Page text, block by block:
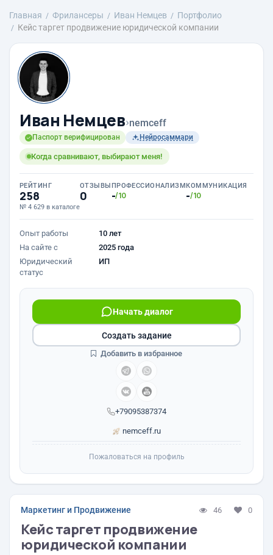
Главная Фрилансеры Иван Немцев
Портфолио
Кейс таргет продвижение юридической компании
Иван Немцев›nemceff
Паспорт верифицирован Нейросаммари
Когда сравнивают, выбирают меня!
РЕЙТИНГ
258
№ 4 629 в каталоге
ОТЗЫВЫ
0
ПРОФЕССИОНАЛИЗМ
-/10
КОММУНИКАЦИЯ
-/10
Опыт работы
10 лет
На сайте с
2025 года
Юридический
статус
ИП
+79095387374
Начать диалог
nemceff.ru
Создать задание
Добавить в избранное
Пожаловаться на профиль
Маркетинг и Продвижение 46 0
Кейс таргет продвижение
юридической компании